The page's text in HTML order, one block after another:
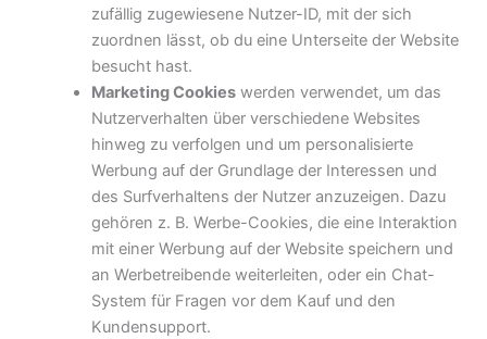
zufällig zugewiesene Nutzer-ID, mit der sich
zuordnen lässt, ob du eine Unterseite der Website
besucht hast.
Marketing Cookieswerden verwendet, um das
Nutzerverhalten über verschiedene Websites
hinweg zu verfolgen und um personalisierte
Werbung auf der Grundlage der Interessen und
des Surfverhaltens der Nutzer anzuzeigen. Dazu
gehören z. B. Werbe-Cookies, die eine Interaktion
mit einer Werbung auf der Website speichern und
an Werbetreibende weiterleiten, oder ein Chat-
System für Fragen vor dem Kauf und den
Kundensupport.